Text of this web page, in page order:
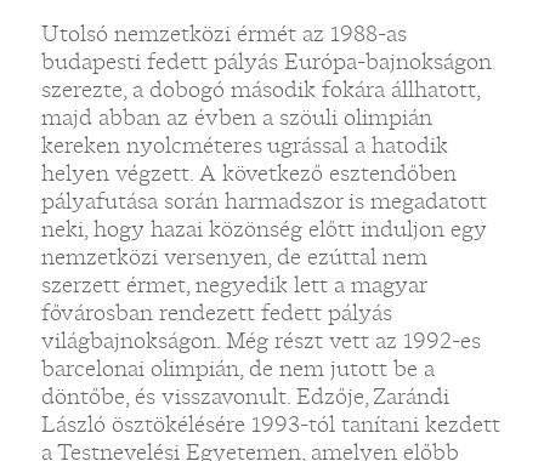
Utolsó nemzetközi érmét az 1988-as
budapesti fedett pályás Európa-bajnokságon
szerezte, a dobogó második fokára állhatott,
majd abban az évben a szöuli olimpián
kereken nyolcméteres ugrással a hatodik
helyen végzett. A következő esztendőben
pályafutása során harmadszor is megadatott
neki, hogy hazai közönség előtt induljon egy
nemzetközi versenyen, de ezúttal nem
szerzett érmet, negyedik lett a magyar
fővárosban rendezett fedett pályás
világbajnokságon. Még részt vett az 1992-es
barcelonai olimpián, de nem jutott be a
döntőbe, és visszavonult. Edzője, Zarándi
László ösztökélésére 1993-tól tanítani kezdett
a Testnevelési Egyetemen, amelyen előbb